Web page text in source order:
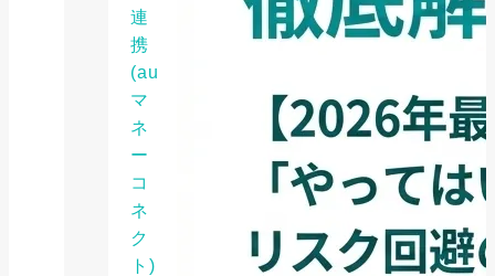
連
携
(au
マ
ネ
ー
コ
ネ
ク
ト)